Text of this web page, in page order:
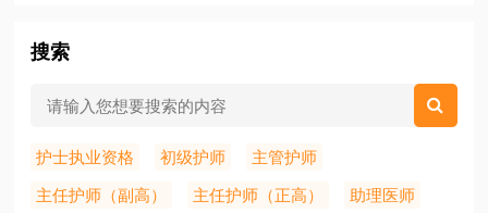
搜索
护士执业资格 初级护师 主管护师
主任护师（副高） 主任护师（正高） 助理医师